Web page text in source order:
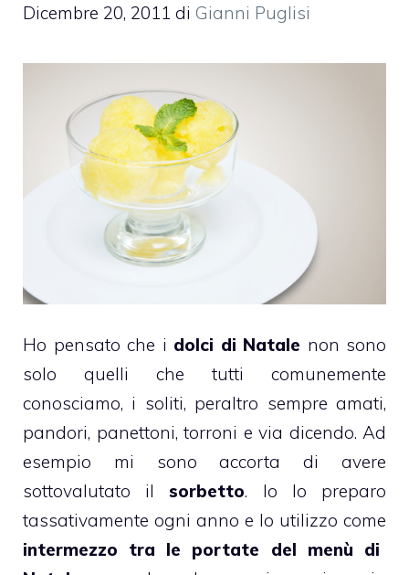
Dicembre 20, 2011 di Gianni Puglisi
Ho pensato che i dolci di Natale non sono
solo quelli che tutti comunemente
conosciamo, i soliti, peraltro sempre amati,
pandori, panettoni, torroni e via dicendo. Ad
esempio mi sono accorta di avere
sottovalutato ilsorbetto. Io lo preparo
tassativamente ogni anno e lo utilizzo come
intermezzo tra le portate del menù di